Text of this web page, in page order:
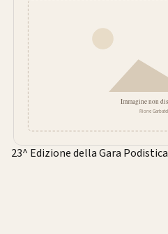
23^ Edizione della Gara Podistica